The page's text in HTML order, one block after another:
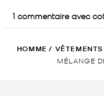
HOMME / VÊTEMENTS
MÉLANGE